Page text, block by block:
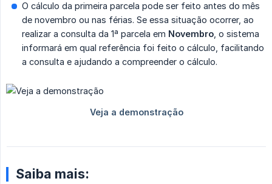
O cálculo da primeira parcela pode ser feito antes do mês
de novembro ou nas férias. Se essa situação ocorrer, ao
realizar a consulta da 1ª parcela em Novembro , o sistema
informará em qual referência foi feito o cálculo, facilitando
a consulta e ajudando a compreender o cálculo.
Saiba mais: